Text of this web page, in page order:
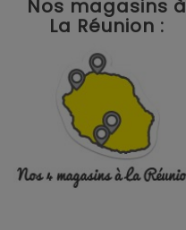
Nos magasins à
La Réunion :